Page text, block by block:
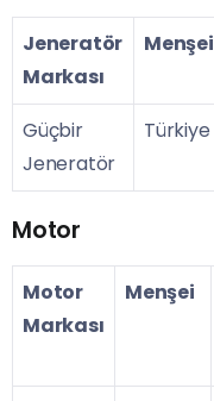
Jeneratör
Markası
Menşei
Güçbir
Jeneratör
Türkiye
Motor
Motor
Markası
Menşei